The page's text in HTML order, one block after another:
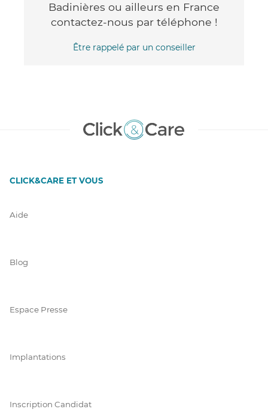
Badinières ou ailleurs en France
contactez-nous par téléphone !
Être rappelé par un conseiller
CLICK&CARE ET VOUS
Aide
Blog
Espace Presse
Implantations
Inscription Candidat